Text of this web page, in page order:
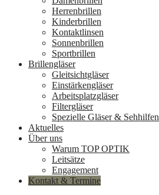
Herrenbrillen
Kinderbrillen
Kontaktlinsen
Sonnenbrillen
Sportbrillen
Brillengläser
Gleitsichtgläser
Einstärkengläser
Arbeitsplatzgläser
Filtergläser
Spezielle Gläser & Sehhilfen
Aktuelles
Über uns
Warum TOP OPTIK
Leitsätze
Engagement
Kontakt & Termine